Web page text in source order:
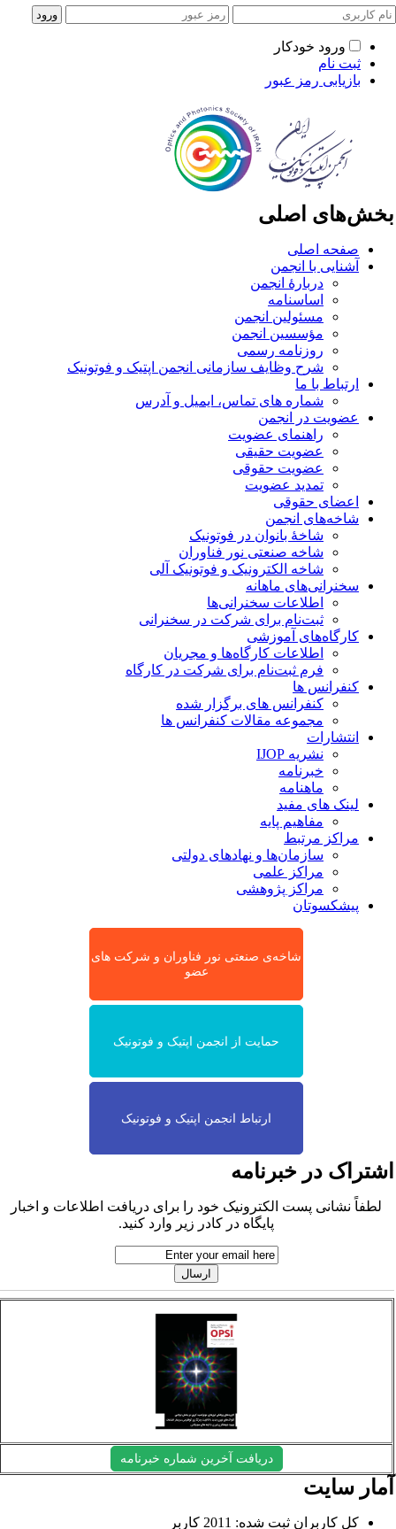
ورود خودکار
ثبت نام
بازیابی رمز عبور
اصلی
صفحه اصلی
آشنایی با انجمن
دربارۀ انجمن
اساسنامه
مسئولین انجمن
مؤسسین انجمن
روزنامه رسمی
شرح وظایف سازمانی انجمن اپتیک و فوتونیک
ارتباط با ما
شماره های تماس، ایمیل و آدرس
عضویت در انجمن
راهنمای عضویت
عضویت حقیقی
عضویت حقوقی
تمدید عضویت
اعضای حقوقی
شاخه‌های انجمن
شاخۀ بانوان در فوتونیک
شاخه صنعتی نور فناوران
شاخه‌ الکترونیک و فوتونیک آلی
سخنرانی‌های ماهانه
اطلاعات سخنرانی‌‌ها
ثبت‌نام برای شرکت در سخنرانی
کارگاه‌های آموزشی
اطلاعات کارگاه‌ها و مجریان
فرم ثبت‌نام برای شرکت در کارگاه
کنفرانس ها
کنفرانس های برگزار شده
مجموعه مقالات کنفرانس ها
انتشارات
نشریه IJOP
خبرنامه
ماهنامه
لینک های مفید
مفاهیم پایه
مراکز مرتبط
سازمان‌ها و نهادهای دولتی
مراکز علمی
مراکز پژوهشی
پیشکسوتان
شاخه‌ی صنعتی نور فناوران و شرکت های
عضو
حمایت از انجمن اپتیک و فوتونیک
ارتباط انجمن اپتیک و فوتونیک
در خبرنامه
لطفاً نشانی پست الکترونیک خود را برای دریافت اطلاعات و اخبار
پایگاه در کادر زیر وارد کنید.
دریافت آخرین شماره خبرنامه
سایت
کل کاربران ثبت شده: 2011 کاربر